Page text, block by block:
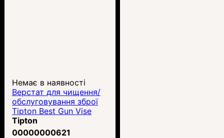
Немає в наявності
Верстат для чищення/
обслуговування зброї
Tipton Best Gun Vise
Tipton
00000000621